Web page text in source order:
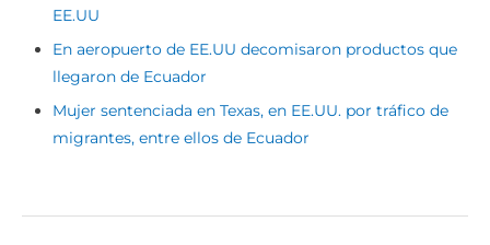
EE.UU
En aeropuerto de EE.UU decomisaron productos que
llegaron de Ecuador
Mujer sentenciada en Texas, en EE.UU. por tráfico de
migrantes, entre ellos de Ecuador